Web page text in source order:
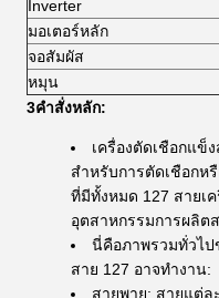
Inverter
มอเตอร์หลัก
จอสัมผัส
หมุน
3คําสั่งหลัก:
เครื่องตัดเชือกแข็
สําหรับการตัดเชือกห
ที่มีทั้งหมด 127 สายเ
อุตสาหกรรมการผลิต
นี่คือภาพรวมทั่วไป
สาย 127 อาจทํางาน:
สายพาย: สายแต่ล